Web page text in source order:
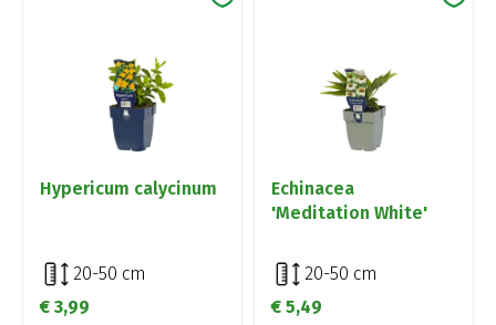
Hypericum calycinum
20-50 cm
€ 3,99
Echinacea
'Meditation White'
20-50 cm
€ 5,49